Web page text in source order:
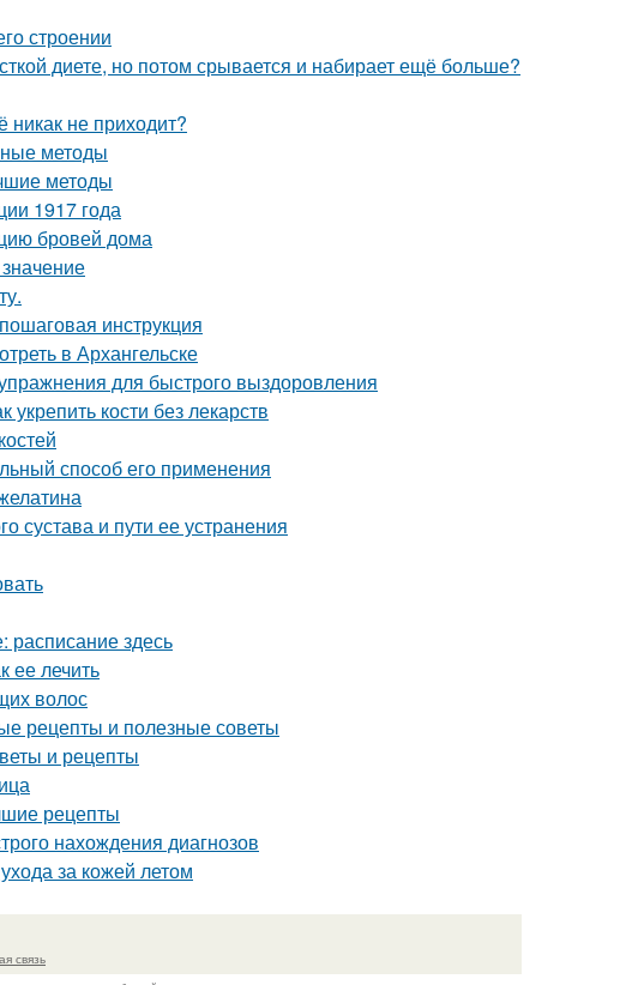
строении
диете, но потом срывается и набирает ещё больше?
никак не приходит?
методы
методы
1917 года
бровей дома
инструкция
в Архангельске
для быстрого выздоровления
кости без лекарств
способ его применения
сустава и пути ее устранения
расписание здесь
ее лечить
волос
рецепты и полезные советы
и рецепты
рецепты
нахождения диагнозов
за кожей летом
связь